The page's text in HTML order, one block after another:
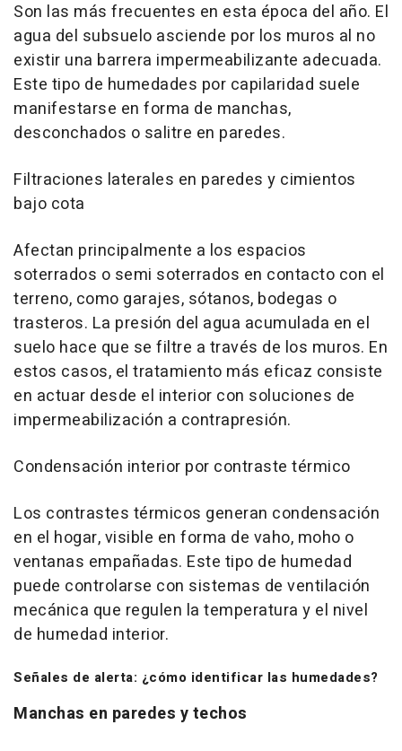
Son las más frecuentes en esta época del año. El
agua del subsuelo asciende por los muros al no
existir una barrera impermeabilizante adecuada.
Este tipo de humedades por capilaridad suele
manifestarse en forma de manchas,
desconchados o salitre en paredes.
Filtraciones laterales en paredes y cimientos
bajo cota
Afectan principalmente a los espacios
soterrados o semi soterrados en contacto con el
terreno, como garajes, sótanos, bodegas o
trasteros. La presión del agua acumulada en el
suelo hace que se filtre a través de los muros. En
estos casos, el tratamiento más eficaz consiste
en actuar desde el interior con soluciones de
impermeabilización a contrapresión.
Condensación interior por contraste térmico
Los contrastes térmicos generan condensación
en el hogar, visible en forma de vaho, moho o
ventanas empañadas. Este tipo de humedad
puede controlarse con sistemas de ventilación
mecánica que regulen la temperatura y el nivel
de humedad interior.
Señales de alerta: ¿cómo identificar las humedades?
Manchas en paredes y techos